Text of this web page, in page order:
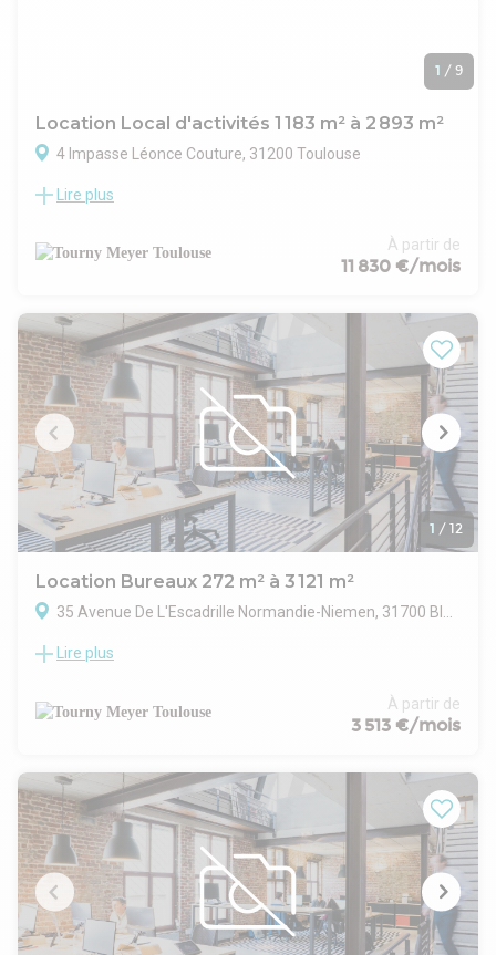
1 / 9
Location Local d'activités 1 183 m² à 2 893 m²
4 Impasse Léonce Couture, 31200 Toulouse
Situé dans la ZA de Montblanc, TOURNY MEYER propose un
stratégique au Nord-Est de la ville, avec un accès rapide au
périphérique toulousain. Le bien se compose de 2 bâtiments
les 2 bâtiments). L'ensemble est entièrement climatisé, avec
des prestations neuves, adaptées à des activités
industrielles, technologiques ou de recherche.
Le tout est implanté sur un terrain privatif de 5 091 m²,
entièrement clos, avec voierie aménagée et espaces verts.
Accès sécurisé par 2 portails motorisés et stationnement
libre en extérieur.
Lire plus
À partir de
11 830 €/mois
1 / 12
Location Bureaux 272 m² à 3 121 m²
35 Avenue De L'Escadrille Normandie-Niemen, 31700 Blagnac
TOURNY MEYER propose un Immeuble indépendant à
coeur de la Zone du Grand Noble de BLAGNAC, sur un grand
terrain clos de 6 800 m² permettant une extension.
VENTE : surface totale 3 150 m² (Immeuble intégral sans
divisibilité)
. RdC : 788 m² / RdJ : 788 m² / Etage 1 : 787 m² / Etage 2 :
787 m²
Extension possible pour la construction d'un local d'activité
/stockage (nous consulter).
Lire plus
À partir de
3 513 €/mois